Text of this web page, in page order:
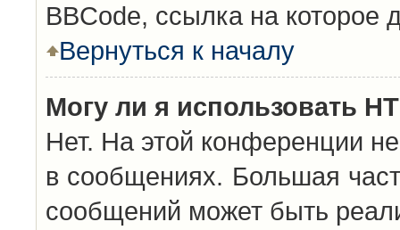
BBCode, ссылка на
Вернуться к началу
Могу ли я использовать
Нет. На этой конференции
в сообщениях. Большая
сообщений может быть